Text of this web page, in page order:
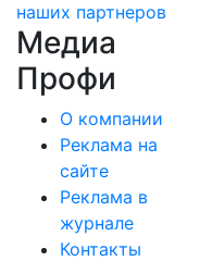
наших партнеров
Медиа
Профи
О компании
Реклама на
сайте
Реклама в
журнале
Контакты